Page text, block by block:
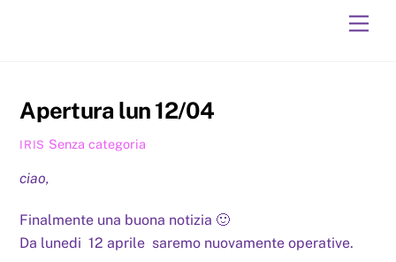
Apertura lun 12/04
IRIS Senza categoria
ciao,
Finalmente una buona notizia 🙂
Da lunedi 12 aprile saremo nuovamente operative.